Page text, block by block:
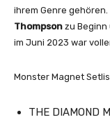
ihrem Genre
Thompson zu
im Juni 2023 war
Monster Magnet
THE DIAMOND